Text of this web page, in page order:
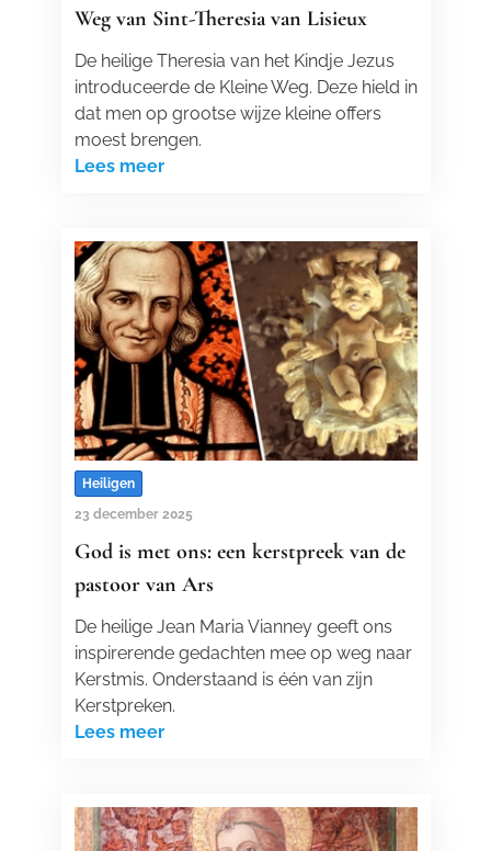
Weg van Sint-Theresia van Lisieux
De heilige Theresia van het Kindje Jezus
introduceerde de Kleine Weg. Deze hield in
dat men op grootse wijze kleine offers
moest brengen.
Lees meer
Heiligen
23 december 2025
God is met ons: een kerstpreek van de
pastoor van Ars
De heilige Jean Maria Vianney geeft ons
inspirerende gedachten mee op weg naar
Kerstmis. Onderstaand is één van zijn
Kerstpreken.
Lees meer